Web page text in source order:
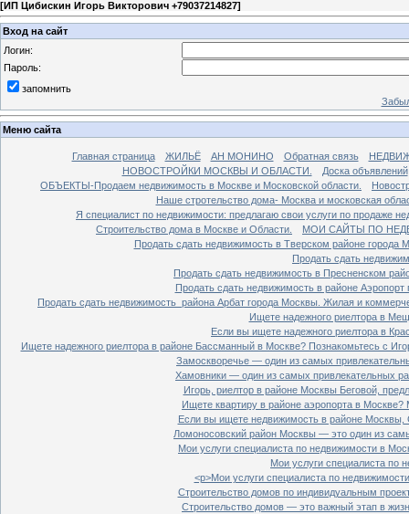
[ИП Цибискин Игорь Викторович +79037214827]
Вход на сайт
Логин:
Пароль:
запомнить
Меню сайта
Главная страница ЖИЛЬЁ АН МОНИНО Обратная связь
НОВОСТРОЙКИ МОСКВЫ И ОБЛАСТИ.
Доска объявлений
ОБЪЕКТЫ-Продаем недвижимость в Москве и Московской области.
Наше стротельство дома- Москва и московская
Я специалист по недвижимости: предлагаю свои услуги по продаже
Строительство дома в Москве и Области.
МОИ САЙТЫ ПО
Продать сдать недвижимость в Тверском районе города
Продать сдать
Продать сдать недвижимость в Пресненском
Продать сдать недвижимость в районе
Продать сдать недвижимость района Арбат города Москвы. Жилая и
Ищете надежного риелтора в
Если вы ищете надежного риелтора в
Ищете надежного риелтора в районе Бассманный в Москве? Познакомьтесь с
Замоскворечье — один из самых
Хамовники — один из самых привлекательных
Игорь, риелтор в районе Москвы Беговой,
Ищете квартиру в районе аэропорта в
Если вы ищете недвижимость в районе Москвы,
Ломоносовский район Москвы — это один из
Мои услуги специалиста по недвижимости в
Мои услуги специалиста по
<p>Мои услуги специалиста по
Строительство домов по индивидуальным
Строительство домов — это важный этап в